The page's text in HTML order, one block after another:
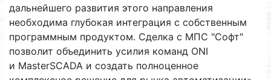
дальнейшего развития этого направления
необходима глубокая интеграция с собственным
программным продуктом. Сделка с МПС "Софт"
позволит объединить усилия команд ONI
и MasterSCADA и создать полноценное